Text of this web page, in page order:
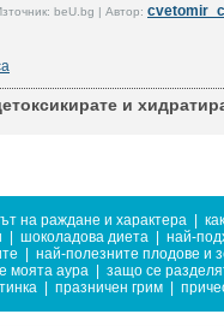
beU.bg | Автор:
и
на раждане и характера
шоколадова диета
най-
най-полезните плодове и
моята аура
защо се
празничен грим